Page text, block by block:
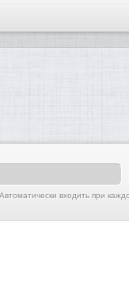
Автоматически входить при